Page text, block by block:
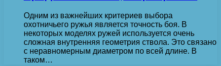
Одним из важнейших критериев выбора
охотничьего ружья является точность боя. В
некоторых моделях ружей используется очень
сложная внутренняя геометрия ствола. Это связано
с неравномерным диаметром по всей длине. В
таком…